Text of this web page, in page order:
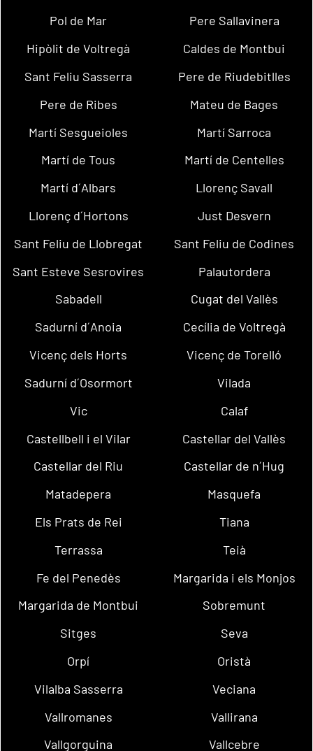
Pol de Mar
Pere Sallavinera
Hipòlit de Voltregà
Caldes de Montbui
Sant Feliu Sasserra
Pere de Riudebitlles
Pere de Ribes
Mateu de Bages
Martí Sesgueioles
Martí Sarroca
Martí de Tous
Martí de Centelles
Martí d´Albars
Llorenç Savall
Llorenç d´Hortons
Just Desvern
Sant Feliu de Llobregat
Sant Feliu de Codines
Sant Esteve Sesrovires
Palautordera
Sabadell
Cugat del Vallès
Sadurní d´Anoia
Cecília de Voltregà
Vicenç dels Horts
Vicenç de Torelló
Sadurní d´Osormort
Vilada
Vic
Calaf
Castellbell i el Vilar
Castellar del Vallès
Castellar del Riu
Castellar de n´Hug
Matadepera
Masquefa
Els Prats de Rei
Tiana
Terrassa
Teià
Fe del Penedès
Margarida i els Monjos
Margarida de Montbui
Sobremunt
Sitges
Seva
Orpí
Oristà
Vilalba Sasserra
Veciana
Vallromanes
Vallirana
Vallgorguina
Vallcebre